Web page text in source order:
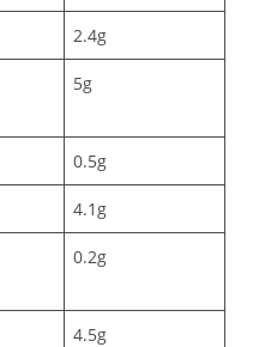
2.4g
5g
0.5g
4.1g
0.2g
4.5g